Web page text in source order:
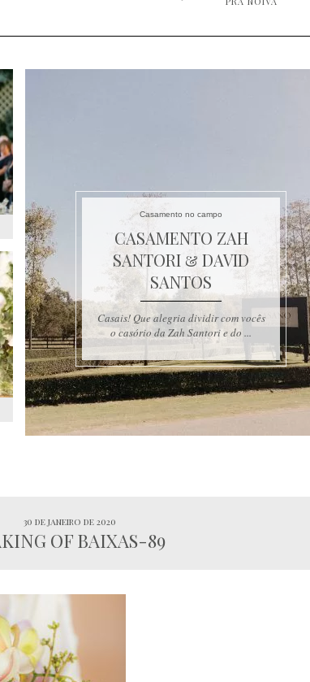
Casamento no campo
CASAMENTO ZAH
SANTORI & DAVID
SANTOS
Casais! Que alegria dividir com vocês
o casório da Zah Santori e do ...
30 de janeiro de 2020
OF BAIXAS-89